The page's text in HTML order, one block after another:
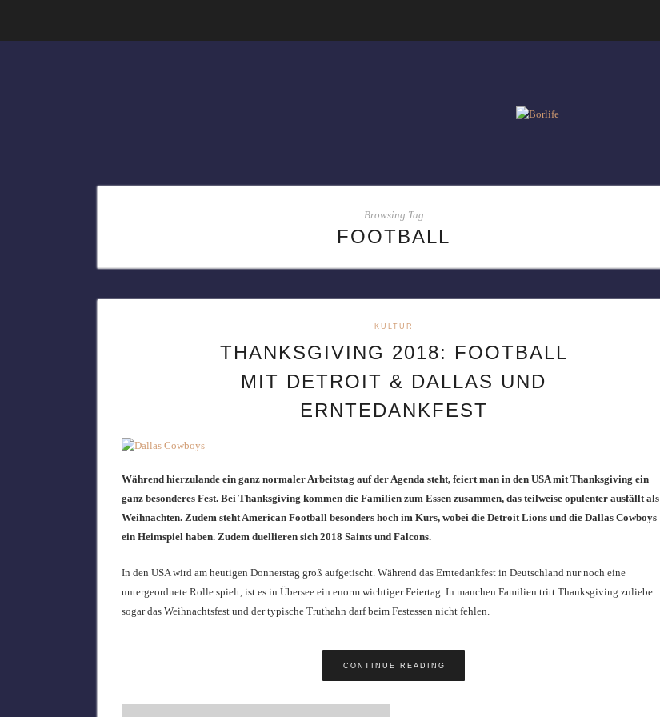
Browsing Tag
FOOTBALL
KULTUR
THANKSGIVING 2018: FOOTBALL
MIT DETROIT & DALLAS UND
ERNTEDANKFEST
Während hierzulande ein ganz normaler Arbeitstag auf der Agenda steht, feiert man in den USA mit Thanksgiving ein
ganz besonderes Fest. Bei Thanksgiving kommen die Familien zum Essen zusammen, das teilweise opulenter ausfällt als
Weihnachten. Zudem steht American Football besonders hoch im Kurs, wobei die Detroit Lions und die Dallas Cowboys
ein Heimspiel haben. Zudem duellieren sich 2018 Saints und Falcons.
In den USA wird am heutigen Donnerstag groß aufgetischt. Während das Erntedankfest in Deutschland nur noch eine
untergeordnete Rolle spielt, ist es in Übersee ein enorm wichtiger Feiertag. In manchen Familien tritt Thanksgiving zuliebe
sogar das Weihnachtsfest und der typische Truthahn darf beim Festessen nicht fehlen.
CONTINUE READING